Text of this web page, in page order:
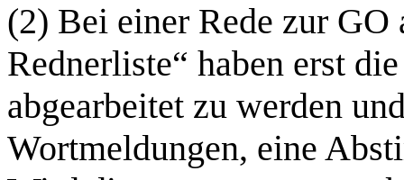
(2) Bei einer Rede zur
Rednerliste“ haben erst
abgearbeitet zu werden
Wortmeldungen, eine